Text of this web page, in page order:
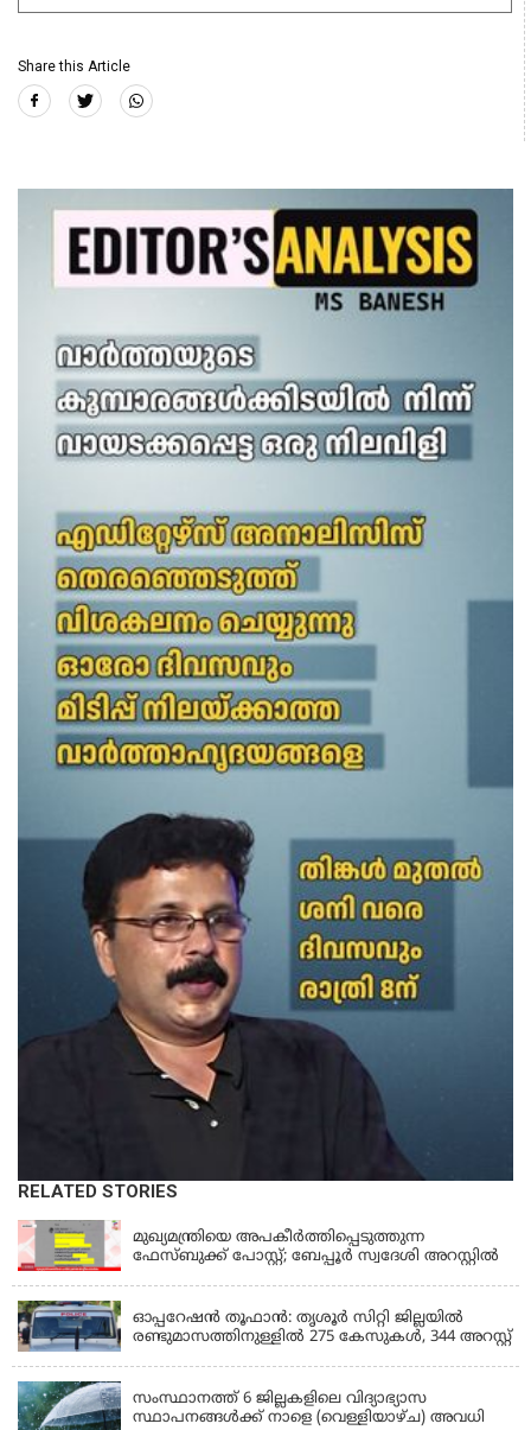
Share this Article
RELATED STORIES
KERALA
മുഖ്യമന്ത്രിയെ അപകീർത്തിപ്പെടുത്തുന്ന
ഫേസ്‌ബുക്ക് പോസ്റ്റ്; ബേപ്പൂർ സ്വദേശി അറസ്റ്റിൽ
ഓപ്പറേഷൻ തൂഫാൻ: തൃശൂർ സിറ്റി ജില്ലയിൽ
രണ്ടുമാസത്തിനുള്ളിൽ 275 കേസുകൾ, 344 അറസ്റ്റ്
സംസ്ഥാനത്ത് 6 ജില്ലകളിലെ വിദ്യാഭ്യാസ
സ്ഥാപനങ്ങൾക്ക് നാളെ (വെള്ളിയാഴ്ച) അവധി